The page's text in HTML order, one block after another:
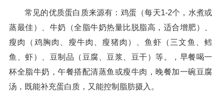
常见的优质蛋白质来源有：鸡蛋（每天1-2个，水煮或
蒸最佳）、牛奶（全脂牛奶热量比脱脂高，适合增肥）、
瘦肉（鸡胸肉、瘦牛肉、瘦猪肉）、鱼虾（三文鱼、鳕
鱼、虾）、豆制品（豆腐、豆浆、豆干）等。，早餐喝一
杯全脂牛奶，午餐搭配清蒸鱼或瘦牛肉，晚餐加一碗豆腐
汤，既能补充蛋白质，又能控制脂肪摄入。